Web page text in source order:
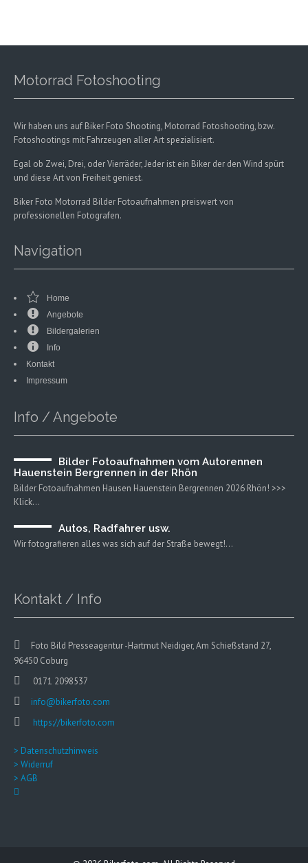
Motorrad Fotoshooting
Wir haben uns auf Biker Foto Shooting, Motorrad Fotoshooting, bzw.
Fotoshootings mit Fahrzeugen aller Art spezialisiert.
Egal ob Zwei, Drei, oder Vierräder, Jeder ist ein Biker der den Wind spürt
und diese Art von Freiheit geniest.
Biker Foto Motorrad Bilder Fotoaufnahmen preiswert von
professionellen Fotografen.
Navigation
Home
Angebote
Bildergalerien
Info
Kontakt
Impressum
Info / Angebote
Bilder Fotoaufnahmen vom Autorennen
Hauenstein Bergrennen in der Rhön
Bilder Fotoaufnahmen Hausen Hauenstein Bergrennen 2026 Rhön! >>>
Klick…
Autos, Radfahrer usw.
Wir fotografieren alles was sich auf der Straße bewegt!…
Kontakt / Info
Foto Bild Presseagentur -Hartmut Neidiger, Am Schießstand 27,
96450 Coburg
0171 2098537
info@bikerfoto.com
https://bikerfoto.com
> Datenschutzhinweis
> Widerruf
> AGB